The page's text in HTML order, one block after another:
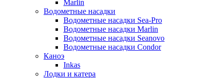
Marlin
Водометные насадки
Водометные насадки Sea-Pro
Водометные насадки Marlin
Водометные насадки Seanovo
Водометные насадки Condor
Каноэ
Inkas
Лодки и катера